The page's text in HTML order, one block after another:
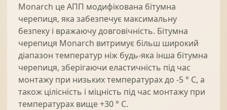
Monarch це АПП модифікована бітумна
черепиця, яка забезпечує максимальну
безпеку і вражаючу довговічність. Бітумна
черепиця Monarch витримує більш широкий
діапазон температур ніж будь-яка інша бітумна
черепиця, зберігаючи еластичність під час
монтажу при низьких температурах до -5 ° С, а
також цілісність і міцність під час монтажу при
температурах вище +30 ° С.